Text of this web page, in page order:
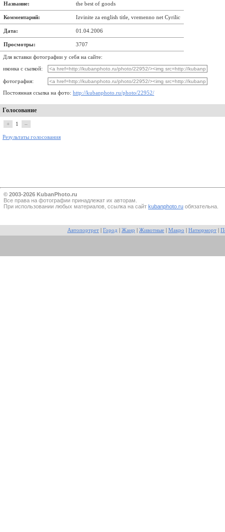
Название: the best of goods
Комментарий: Izvinite za english title, vremenno net Cyrilic
Дата: 01.04.2006
Просмотры: 3707
Для вставки фотографии у себя на сайте:
иконка с сылкой:
фотография:
Постоянная ссылка на фото: http://kubanphoto.ru/photo/22952/
Голосование
+ 1 –
Результаты голосования
© 2003-2026 KubanPhoto.ru
Все прaва на фотографии принадлежат их авторам.
При использовании любых материалов, ссылка на сайт kubanphoto.ru обязательна.
Автопортрет Город Жанр Животные Макро Натюрморт